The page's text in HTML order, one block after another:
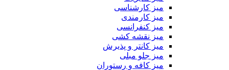
میز کارشناسی
میز کارمندی
میز کنفرانسی
میز نقشه کشی
میز کانتر و پذیرش
میز جلو مبلی
میز کافه و رستوران